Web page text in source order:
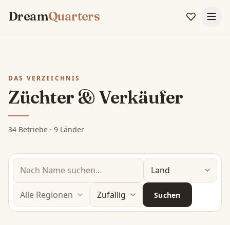
DreamQuarters
DAS VERZEICHNIS
Züchter & Verkäufer
34 Betriebe · 9 Länder
Suchen